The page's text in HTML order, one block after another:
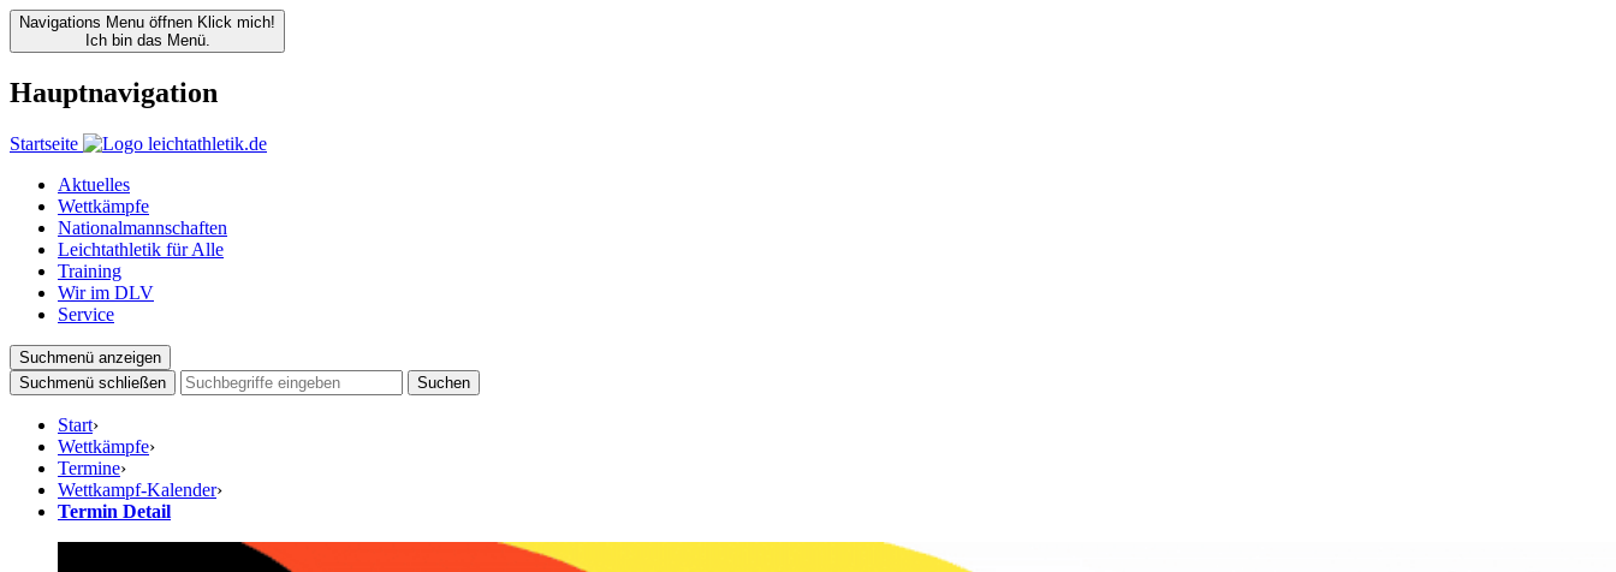
Navigations Menu öffnen Klick mich!
Ich bin das Menü.
Hauptnavigation
Startseite
Aktuelles
Wettkämpfe
Nationalmannschaften
Leichtathletik für Alle
Training
Wir im DLV
Service
Suchmenü anzeigen
Suchmenü schließen
Suchen
Start›
Wettkämpfe›
Termine›
Wettkampf-Kalender›
Termin Detail